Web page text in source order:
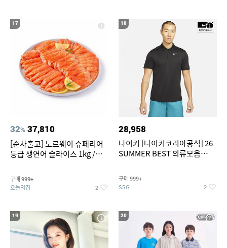
17
32% 37,810
[순차출고] 노르웨이 슈페리어
등급 생연어 슬라이스 1kg /
구매 999+
오늘의집 2
18
28,958
나이키 [나이키코리아공식] 26
SUMMER BEST 의류모음
구매 999+
SSG 2
19 20